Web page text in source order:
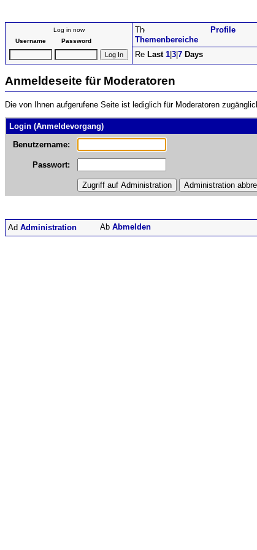
Log in now
Username
Password Themenbereiche
Profile
Last 1 3 7 Days
Anmeldeseite für Moderatoren
Die von Ihnen aufgerufene Seite ist lediglich für Moderatoren
Login (Anmeldevorgang)
Benutzername:
Passwort:
Administration Abmelden